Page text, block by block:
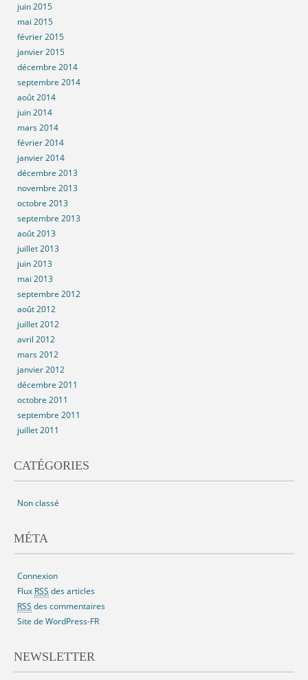
juin 2015
mai 2015
février 2015
janvier 2015
décembre 2014
septembre 2014
août 2014
juin 2014
mars 2014
février 2014
janvier 2014
décembre 2013
novembre 2013
octobre 2013
septembre 2013
août 2013
juillet 2013
juin 2013
mai 2013
septembre 2012
août 2012
juillet 2012
avril 2012
mars 2012
janvier 2012
décembre 2011
octobre 2011
septembre 2011
juillet 2011
CATÉGORIES
Non classé
MÉTA
Connexion
Flux RSS des articles
RSS des commentaires
Site de WordPress-FR
NEWSLETTER